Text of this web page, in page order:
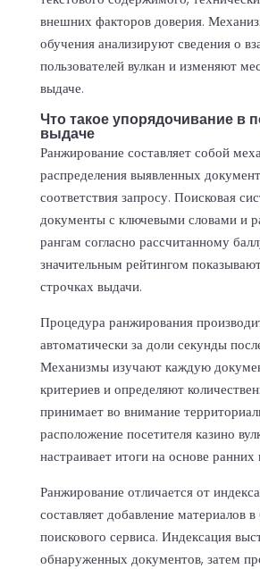
внешних факторов доверия.
обучения анализируют сведения о
пользователей вулкан и изменяют
выдаче.
Что такое упорядочивание в
выдаче
Ранжирование составляет собой
распределения выявленных
соответствия запросу. Поисковая
документы с ключевыми словами и
рангам согласно рассчитанному
значительным рейтингом
строчках выдачи.
Процедура ранжирования
автоматически за доли секунды
Механизмы изучают каждую
критериев и определяют
принимает во внимание
расположение посетителя казино
настраивает итоги на основе ранних
Ранжирование отличается от
составляет добавление материалов
поискового сервиса. Индексация
обнаруженных документов, затем